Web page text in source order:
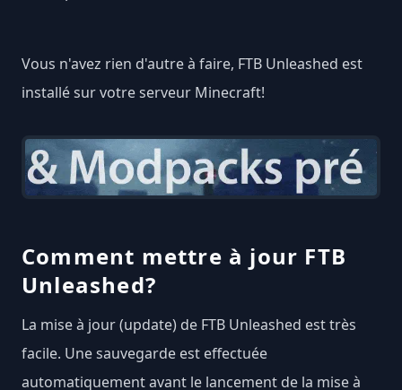
Vous n'avez rien d'autre à faire, FTB Unleashed est
installé sur votre serveur Minecraft!
Comment mettre à jour FTB
Unleashed?
La mise à jour (update) de FTB Unleashed est très
facile. Une sauvegarde est effectuée
automatiquement avant le lancement de la mise à